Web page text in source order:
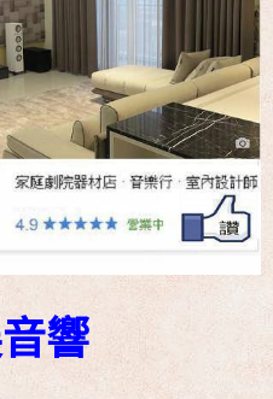
響